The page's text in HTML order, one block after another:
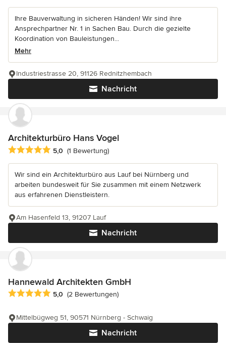
Ihre Bauverwaltung in sicheren Händen! Wir sind ihre
Ansprechpartner Nr. 1 in Sachen Bau. Durch die gezielte
Koordination von Bauleistungen...
Mehr
Nachricht
Industriestrasse 20, 91126 Rednitzhembach
Architekturbüro Hans Vogel
Durchschnittliche Bewertung: 5 von 5 Sternen
5,0 (1 Bewertung)
Wir sind ein Architekturbüro aus Lauf bei Nürnberg und
arbeiten bundesweit für Sie zusammen mit einem Netzwerk
aus erfahrenen Dienstleistern.
Nachricht
Am Hasenfeld 13, 91207 Lauf
Hannewald Architekten GmbH
Durchschnittliche Bewertung: 5 von 5 Sternen
5,0 (2 Bewertungen)
Nachricht
Mittelbügweg 51, 90571 Nürnberg - Schwaig